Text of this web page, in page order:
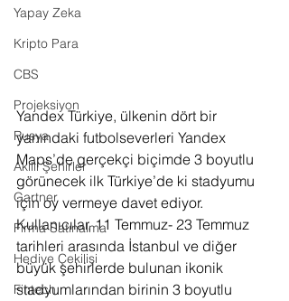
Yapay Zeka
Kripto Para
CBS
Projeksiyon
Rusya
Akıllı Şehirler
Gartner
Firma Satınalma
Hediye Çekilişi
Fintech
Yandex Türkiye, ülkenin dört bir
yanındaki futbolseverleri Yandex
Maps’de gerçekçi biçimde 3 boyutlu
görünecek ilk Türkiye’de ki stadyumu
için oy vermeye davet ediyor.
Kullanıcılar, 11 Temmuz- 23 Temmuz
tarihleri arasında İstanbul ve diğer
büyük şehirlerde bulunan ikonik
stadyumlarından birinin 3 boyutlu